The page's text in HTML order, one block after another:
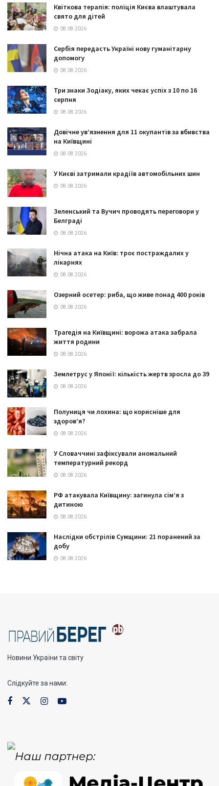
Квіткова терапія: поліція Києва влаштувала
свято для дітей
08.08.2026
Сербія передасть Україні нову гуманітарну
допомогу
08.08.2026
Три знаки Зодіаку, яких чекає успіх з 10 по 16
серпня
08.08.2026
Довічне ув’язнення для 11 окупантів за вбивства
на Київщині
08.08.2026
У Києві затримали крадіїв автомобільних шин
08.08.2026
Зеленський та Вучич проводять переговори у
Белграді
08.08.2026
Нічна атака на Київ: троє постраждалих у
лікарнях
08.08.2026
Озерний осетер: риба, що живе понад 400 років
08.08.2026
Трагедія на Київщині: ворожа атака забрала
життя родини
08.08.2026
Землетрус у Японії: кількість жертв зросла до 39
08.08.2026
Полуниця чи лохина: що корисніше для
здоров’я?
08.08.2026
У Словаччині зафіксували аномальний
температурний рекорд
08.08.2026
РФ атакувала Київщину: загинула сім’я з
дитиною
08.08.2026
Наслідки обстрілів Сумщини: 21 поранений за
добу
08.08.2026
Новини України та світу
Слідкуйте за нами: